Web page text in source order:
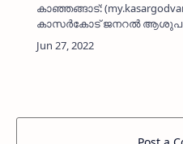
കാഞ്ഞങ്ങാട്:
കാസർകോട് ജനറൽ
സെക്യൂരിറ്റി ജീവനക്കാരൻ
കിഴക്കുംകര മണലിൽ